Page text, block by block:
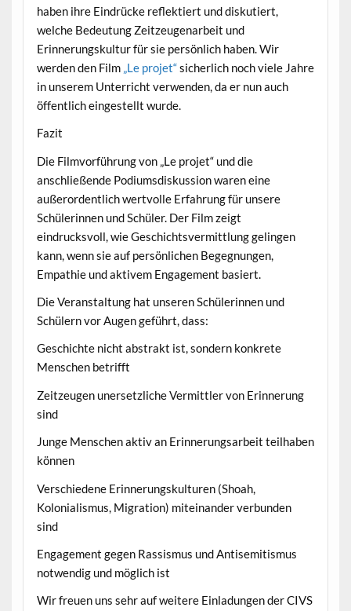
haben ihre Eindrücke reflektiert und diskutiert,
welche Bedeutung Zeitzeugenarbeit und
Erinnerungskultur für sie persönlich haben. Wir
werden den Film „Le projet“sicherlich noch viele Jahre
in unserem Unterricht verwenden, da er nun auch
öffentlich eingestellt wurde.
Fazit
Die Filmvorführung von „Le projet“ und die
anschließende Podiumsdiskussion waren eine
außerordentlich wertvolle Erfahrung für unsere
Schülerinnen und Schüler. Der Film zeigt
eindrucksvoll, wie Geschichtsvermittlung gelingen
kann, wenn sie auf persönlichen Begegnungen,
Empathie und aktivem Engagement basiert.
Die Veranstaltung hat unseren Schülerinnen und
Schülern vor Augen geführt, dass:
Geschichte nicht abstrakt ist, sondern konkrete
Menschen betrifft
Zeitzeugen unersetzliche Vermittler von Erinnerung
sind
Junge Menschen aktiv an Erinnerungsarbeit teilhaben
können
Verschiedene Erinnerungskulturen (Shoah,
Kolonialismus, Migration) miteinander verbunden
sind
Engagement gegen Rassismus und Antisemitismus
notwendig und möglich ist
Wir freuen uns sehr auf weitere Einladungen der CIVS